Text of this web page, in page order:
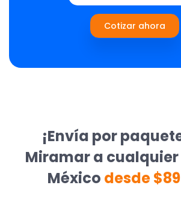
Cotizar ahora
¡Envía por
Miramar a
México desde